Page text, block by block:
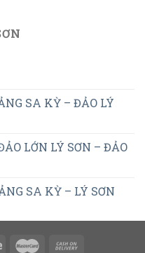
SA KỲ – ĐẢO LÝ
LỚN LÝ SƠN – ĐẢO
SA KỲ – LÝ SƠN